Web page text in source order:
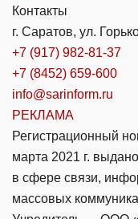
Контакты
г. Саратов, ул.
+7 (917) 982-81-37
+7 (8452) 659-600
info@sarinform.ru
РЕКЛАМА
Регистрационный
марта 2021 г.
в сфере связи,
массовых